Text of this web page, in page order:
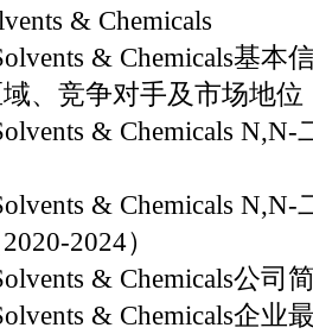
& Chemicals
& Chemicals基本
、竞争对手及市场地位
& Chemicals
& Chemicals
2024）
& Chemicals公司
& Chemicals企业